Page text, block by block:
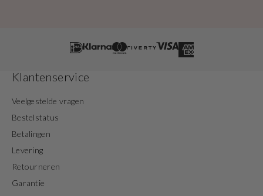
Klantenservice
Veelgestelde vragen
Bestelstatus
Betalingen
Levering
Retourneren
Garantie